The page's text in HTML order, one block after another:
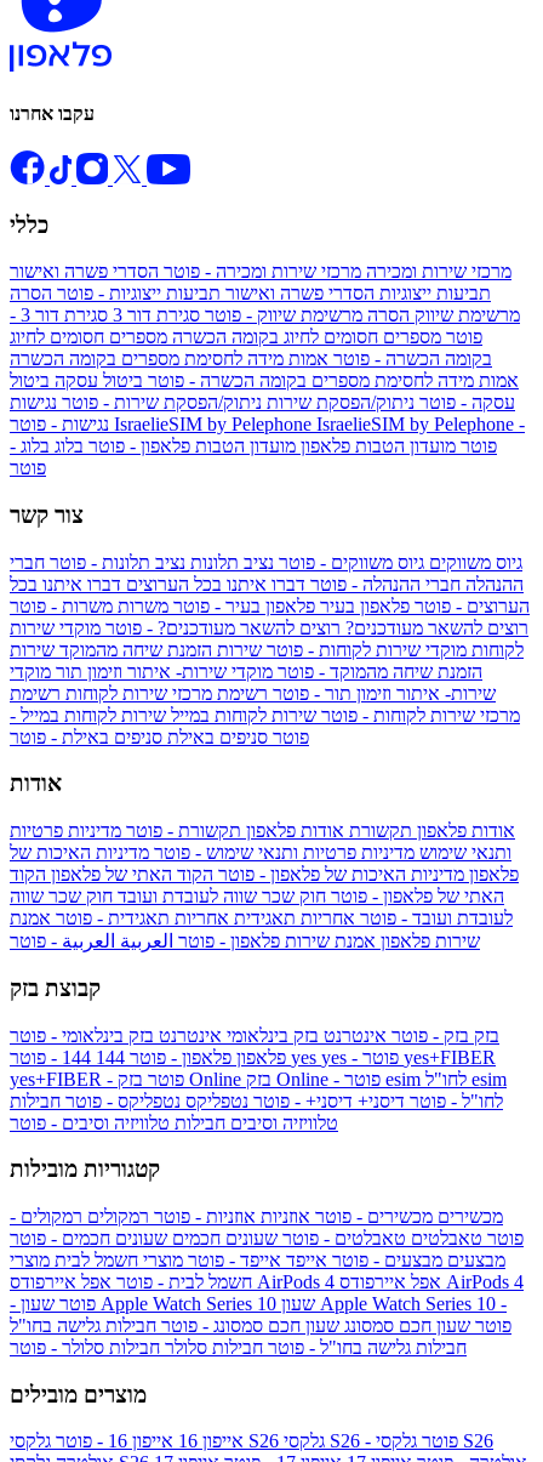
עקבו אחרנו
כללי
מרכזי שירות ומכירה מרכזי שירות ומכירה - פוטר הסדרי פשרה ואישור
תביעות ייצוגיות הסדרי פשרה ואישור תביעות ייצוגיות - פוטר הסרה
מרשימת שיווק הסרה מרשימת שיווק - פוטר סגירת דור 3
סגירת דור 3 -
פוטר מספרים חסומים לחיוג בקומה הכשרה מספרים חסומים לחיוג
בקומה הכשרה - פוטר אמות מידה לחסימת מספרים בקומה הכשרה
אמות מידה לחסימת מספרים בקומה הכשרה - פוטר ביטול עסקה ביטול
עסקה - פוטר ניתוק/הפסקת שירות ניתוק/הפסקת שירות - פוטר נגישות
IsraelieSIM by Pelephone IsraelieSIM by Pelephone -
פוטר מועדון הטבות פלאפון מועדון הטבות פלאפון - פוטר בלוג בלוג -
פוטר
צור קשר
גיוס משווקים גיוס משווקים - פוטר נציב תלונות נציב תלונות - פוטר חברי
ההנהלה חברי ההנהלה - פוטר דברו איתנו בכל הערוצים דברו איתנו בכל
הערוצים - פוטר פלאפון בעיר פלאפון בעיר - פוטר משרות משרות - פוטר
רוצים להשאר מעודכנים? רוצים להשאר מעודכנים? - פוטר מוקדי שירות
לקוחות מוקדי שירות לקוחות - פוטר שירות הזמנת שיחה מהמוקד שירות
הזמנת שיחה מהמוקד - פוטר מוקדי שירות- איתור וזימון תור מוקדי
שירות- איתור וזימון תור - פוטר רשימת מרכזי שירות לקוחות רשימת
מרכזי שירות לקוחות - פוטר שירות לקוחות במייל שירות לקוחות במייל -
פוטר סניפים באילת סניפים באילת - פוטר
אודות
אודות פלאפון תקשורת אודות פלאפון תקשורת - פוטר מדיניות פרטיות
ותנאי שימוש מדיניות פרטיות ותנאי שימוש - פוטר מדיניות האיכות של
פלאפון מדיניות האיכות של פלאפון - פוטר הקוד האתי של פלאפון הקוד
האתי של פלאפון - פוטר חוק שכר שווה לעובדת ועובד חוק שכר שווה
לעובדת ועובד - פוטר אחריות תאגידית אחריות תאגידית - פוטר אמנת
שירות פלאפון אמנת שירות פלאפון - פוטר العربية العربية - פוטר
קבוצת בזק
בזק בזק - פוטר אינטרנט בזק בינלאומי אינטרנט בזק בינלאומי - פוטר
פלאפון פלאפון - פוטר 144 yes
yes+FIBER
yes+FIBER - פוטר בזק Online
esim
לחו"ל - פוטר דיסני+ דיסני+ - פוטר נטפליקס נטפליקס - פוטר חבילות
טלוויזיה וסיבים חבילות טלוויזיה וסיבים - פוטר
קטגוריות מובילות
מכשירים מכשירים - פוטר אוזניות אוזניות - פוטר רמקולים רמקולים -
פוטר טאבלטים טאבלטים - פוטר שעונים חכמים שעונים חכמים - פוטר
מבצעים מבצעים - פוטר אייפד אייפד - פוטר מוצרי חשמל לבית מוצרי
חשמל לבית - פוטר אפל איירפודס AirPods 4 אפל איירפודס AirPods 4
- פוטר שעון Apple Watch Series 10 שעון Apple Watch Series 10 -
פוטר שעון חכם סמסונג שעון חכם סמסונג - פוטר חבילות גלישה בחו"ל
חבילות גלישה בחו"ל - פוטר חבילות סלולר חבילות סלולר - פוטר
מוצרים מובילים
אייפון 16 אייפון 16 - פוטר גלקסי S26 גלקסי S26 - פוטר גלקסי S26